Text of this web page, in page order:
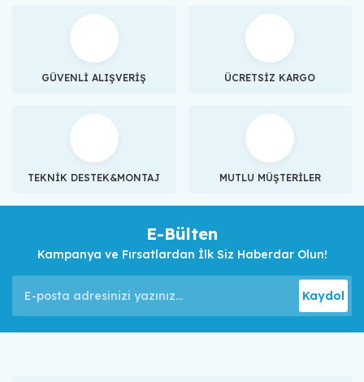
GÜVENLİ ALIŞVERİŞ ÜCRETSİZ KARGO
TEKNİK DESTEK&MONTAJ MUTLU MÜŞTERİLER
E-Bülten
Kampanya ve Fırsatlardan İlk Siz Haberdar Olun!
Kaydol